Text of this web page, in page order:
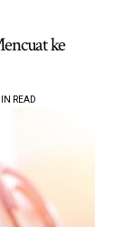
ke
READ